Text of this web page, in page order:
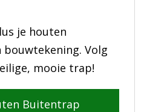
je houten
Volg
mooie trap!
Buitentrap